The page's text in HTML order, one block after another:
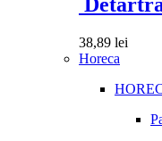
38,89 lei
Horeca